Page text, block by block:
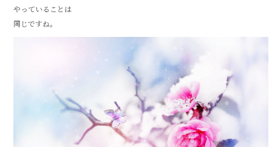
やっていることは
同じですね。